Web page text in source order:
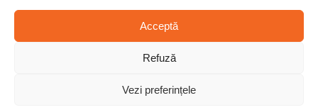
Acceptă
Refuză
Vezi preferințele
CITEȘTE MAI MULT
jumătate de modul